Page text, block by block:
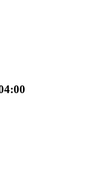
comercial, etc.